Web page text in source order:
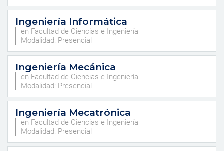
Ingeniería Informática
en Facultad de Ciencias e Ingeniería
Modalidad: Presencial
Ingeniería Mecánica
en Facultad de Ciencias e Ingeniería
Modalidad: Presencial
Ingeniería Mecatrónica
en Facultad de Ciencias e Ingeniería
Modalidad: Presencial